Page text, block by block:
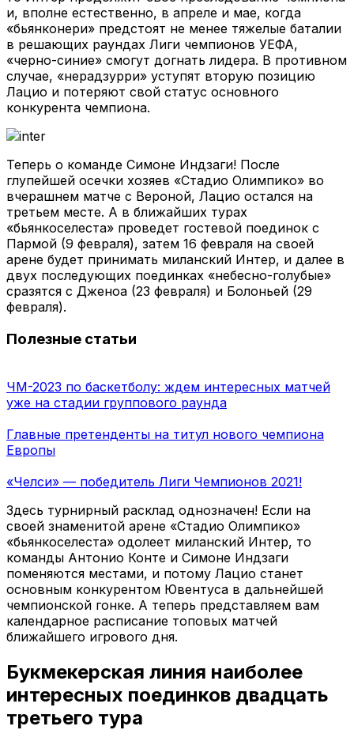
и, вполне естественно, в апреле и мае, когда
«бьянконери» предстоят не менее тяжелые баталии
в решающих раундах Лиги чемпионов УЕФА,
«черно-синие» смогут догнать лидера. В противном
случае, «нерадзурри» уступят вторую позицию
Лацио и потеряют свой статус основного
конкурента чемпиона.
Теперь о команде Симоне Индзаги! После
глупейшей осечки хозяев «Стадио Олимпико» во
вчерашнем матче с Вероной, Лацио остался на
третьем месте. А в ближайших турах
«бьянкоселеста» проведет гостевой поединок с
Пармой (9 февраля), затем 16 февраля на своей
арене будет принимать миланский Интер, и далее в
двух последующих поединках «небесно-голубые»
сразятся с Дженоа (23 февраля) и Болоньей (29
февраля).
Полезные статьи
ЧМ-2023 по баскетболу: ждем интересных матчей
уже на стадии группового раунда
Главные претенденты на титул нового чемпиона
Европы
«Челси» — победитель Лиги Чемпионов 2021!
Здесь турнирный расклад однозначен! Если на
своей знаменитой арене «Стадио Олимпико»
«бьянкоселеста» одолеет миланский Интер, то
команды Антонио Конте и Симоне Индзаги
поменяются местами, и потому Лацио станет
основным конкурентом Ювентуса в дальнейшей
чемпионской гонке. А теперь представляем вам
календарное расписание топовых матчей
ближайшего игрового дня.
Букмекерская линия наиболее
интересных поединков двадцать
третьего тура